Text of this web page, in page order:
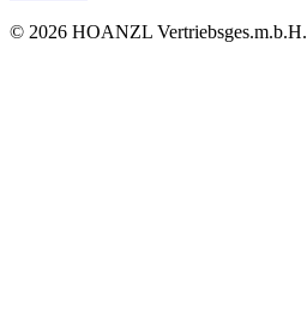
© 2026 HOANZL Vertriebsges.m.b.H.